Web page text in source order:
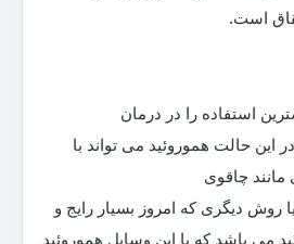
است.
استفاده را در درمان
این حالت هموروئید می تواند با
مانند چاقوی
روش دیگری که امروز بسیار رایج و
می باشد که با این وسایل هموروئید